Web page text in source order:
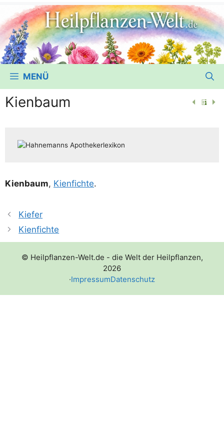
MENÜ
Kienbaum
Kien­baum, Kien­fich­te.
Kiefer
Kienfichte
© Heilpflanzen-Welt.de - die Welt der Heilpflanzen,
2026
·ImpressumDatenschutz